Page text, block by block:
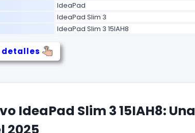
IdeaPad
IdeaPad Slim 3
IdeaPad Slim 3 15IAH8
detalles
IdeaPad Slim 3 15IAH8: Una